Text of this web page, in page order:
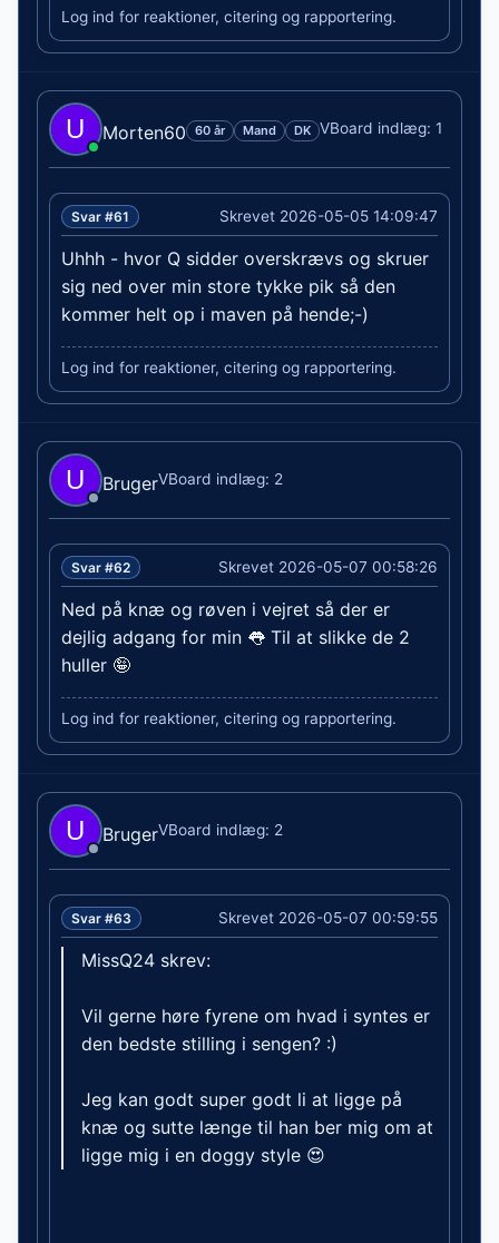
Log ind for reaktioner, citering og rapportering.
Morten60 60 år Mand DK VBoard indlæg: 1
Svar #61 Skrevet 2026-05-05 14:09:47
Uhhh - hvor Q sidder overskrævs og skruer
sig ned over min store tykke pik så den
kommer helt op i maven på hende;-)
Log ind for reaktioner, citering og rapportering.
BrugerVBoard indlæg: 2
Svar #62 Skrevet 2026-05-07 00:58:26
Ned på knæ og røven i vejret så der er
dejlig adgang for min 👅 Til at slikke de 2
huller 🤪
Log ind for reaktioner, citering og rapportering.
BrugerVBoard indlæg: 2
Svar #63 Skrevet 2026-05-07 00:59:55
MissQ24 skrev:
Vil gerne høre fyrene om hvad i syntes er
den bedste stilling i sengen? :)
Jeg kan godt super godt li at ligge på
knæ og sutte længe til han ber mig om at
ligge mig i en doggy style 😍